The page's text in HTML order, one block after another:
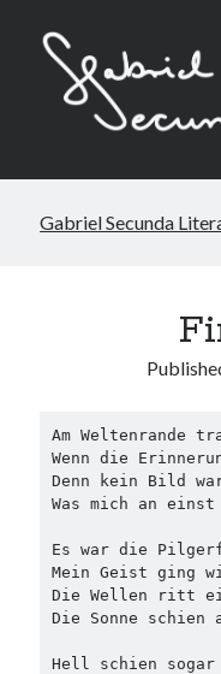
Gabriel Secunda
Am Weltenrande
Wenn die
Denn kein Bild
Was mich an
Es war die
Mein Geist ging
Die Wellen ritt
Die Sonne schien
Hell schien